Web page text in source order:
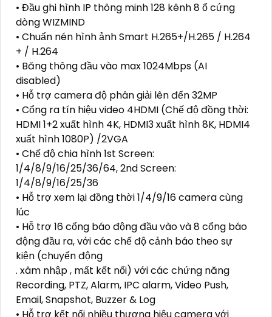
• Đầu ghi hình IP thông minh 128 kênh 8 ổ cứng
dòng WIZMIND
• Chuẩn nén hình ảnh Smart H.265+/H.265 / H.264
+ / H.264
• Băng thông đầu vào max 1024Mbps (AI
disabled)
• Hỗ trợ camera độ phân giải lên đến 32MP
• Cổng ra tín hiệu video 4HDMI (Chế độ đồng thời:
HDMI 1+2 xuất hình 4K, HDMI3 xuất hình 8K, HDMI4
xuất hình 1080P) /2VGA
• Chế độ chia hình 1st Screen:
1/4/8/9/16/25/36/64, 2nd Screen:
1/4/8/9/16/25/36
• Hỗ trợ xem lại đồng thời 1/4/9/16 camera cùng
lúc
• Hỗ trợ 16 cổng báo động đầu vào và 8 cổng báo
động đầu ra, với các chế độ cảnh báo theo sự
kiện (chuyển động
. xâm nhập , mất kết nối) với các chứng năng
Recording, PTZ, Alarm, IPC alarm, Video Push,
Email, Snapshot, Buzzer & Log